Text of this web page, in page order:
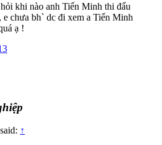
khi nào anh Tiến Minh thi đấu
e chưa bh` dc đi xem a Tiến Minh
ạ !
↑